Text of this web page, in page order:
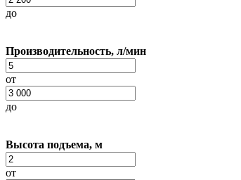
до
Производительность, л/мин
от
до
Высота подъема, м
от